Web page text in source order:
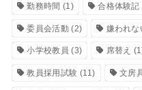
勤務時間 (1) 合格体験記
委員会活動(2) 嫌われな
小学校教員 (3) 席替え
教員採用試験 (11) 文房